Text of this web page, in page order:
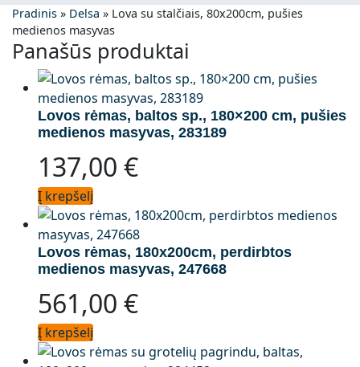
Pradinis » Delsa » Lova su stalčiais, 80x200cm, pušies
medienos masyvas
Panašūs produktai
Lovos rėmas, baltos sp., 180×200 cm, pušies
medienos masyvas, 283189
137,00 €
Į krepšelį
Lovos rėmas, 180x200cm, perdirbtos
medienos masyvas, 247668
561,00 €
Į krepšelį